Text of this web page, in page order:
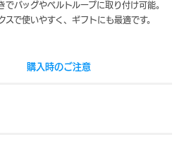
バッグやベルトループに取り付け可能。
で使いやすく、ギフトにも最適です。
購入時のご注意